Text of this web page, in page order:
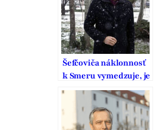
Šefčoviča náklonnosť
k Smeru vymedzuje, je
to pritom strana
vodcovského typu